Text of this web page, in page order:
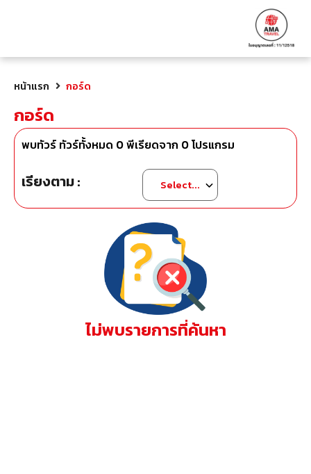
หน้าแรก กอร์ด
กอร์ด
พบทัวร์ ทัวร์ทั้งหมด 0พีเรียดจาก 0โปรแกรม
เรียงตาม :
ไม่พบรายการที่ค้นหา